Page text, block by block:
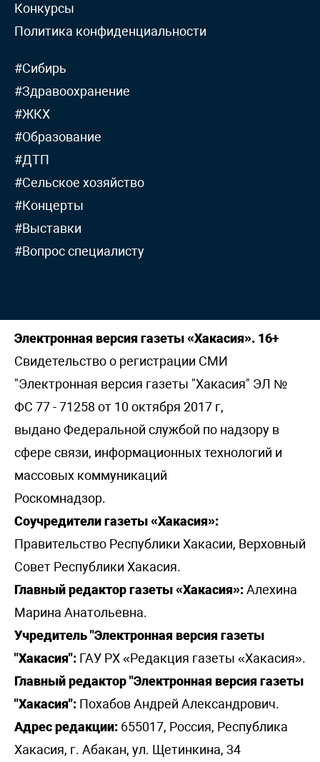
Конкурсы
Политика конфиденциальности
#Сибирь
#Здравоохранение
#ЖКХ
#Образование
#ДТП
#Сельское хозяйство
#Концерты
#Выставки
#Вопрос специалисту
Электронная версия газеты «Хакасия». 16+
Свидетельство о регистрации СМИ
"Электронная версия газеты "Хакасия" ЭЛ №
ФС 77 - 71258 от 10 октября 2017 г,
выдано Федеральной службой по надзору в
сфере связи, информационных технологий и
массовых коммуникаций
Роскомнадзор.
Соучредители газеты «Хакасия»:
Правительство Республики Хакасии, Верховный
Совет Республики Хакасия.
Главный редактор газеты «Хакасия»:Алехина
Марина Анатольевна.
Учредитель "Электронная версия газеты
"Хакасия": ГАУ РХ «Редакция газеты «Хакасия».
Главный редактор "Электронная версия газеты
"Хакасия": Похабов Андрей Александрович.
Адрес редакции: 655017, Россия, Республика
Хакасия, г. Абакан, ул. Щетинкина, 34